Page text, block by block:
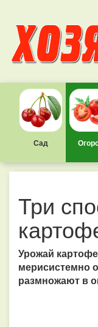
Сад
Три
Урожай
мерисистемно
размножают в